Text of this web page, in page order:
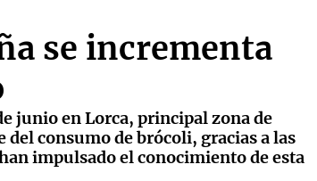
se incrementa
junio en Lorca, principal zona de
consumo de brócoli, gracias a las
impulsado el conocimiento de esta